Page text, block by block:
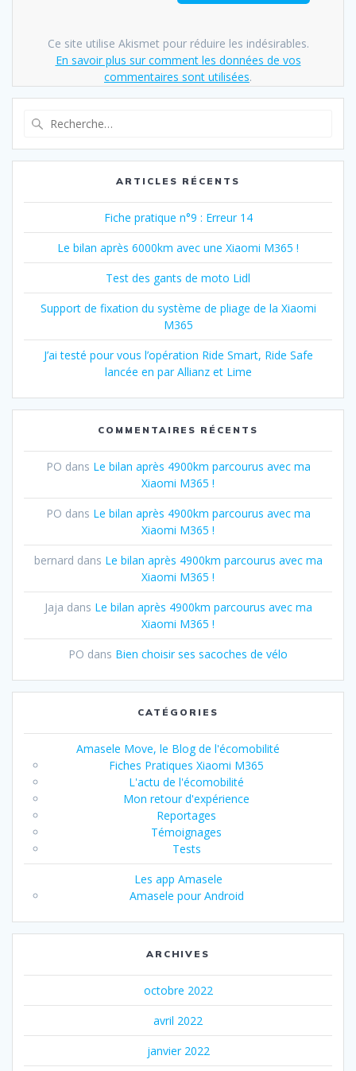
Ce site utilise Akismet pour réduire les indésirables.
En savoir plus sur comment les données de vos
commentaires sont utilisées.
:
ARTICLES RÉCENTS
Fiche pratique n°9 : Erreur 14
Le bilan après 6000km avec une Xiaomi M365 !
Test des gants de moto Lidl
Support de fixation du système de pliage de la Xiaomi
M365
J’ai testé pour vous l’opération Ride Smart, Ride Safe
lancée en par Allianz et Lime
COMMENTAIRES RÉCENTS
PO dans Le bilan après 4900km parcourus avec ma
Xiaomi M365 !
PO dans Le bilan après 4900km parcourus avec ma
Xiaomi M365 !
bernard dans Le bilan après 4900km parcourus avec ma
Xiaomi M365 !
Jaja dans Le bilan après 4900km parcourus avec ma
Xiaomi M365 !
PO dans Bien choisir ses sacoches de vélo
CATÉGORIES
Amasele Move, le Blog de l'écomobilité
Fiches Pratiques Xiaomi M365
L'actu de l'écomobilité
Mon retour d'expérience
Reportages
Témoignages
Tests
Les app Amasele
Amasele pour Android
ARCHIVES
octobre 2022
avril 2022
janvier 2022